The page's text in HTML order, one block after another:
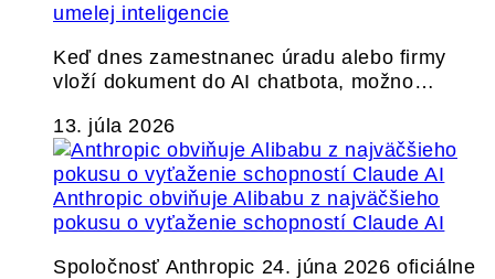
umelej inteligencie
Keď dnes zamestnanec úradu alebo firmy
vloží dokument do AI chatbota, možno…
13. júla 2026
Anthropic obviňuje Alibabu z najväčšieho
pokusu o vyťaženie schopností Claude AI
Spoločnosť Anthropic 24. júna 2026 oficiálne